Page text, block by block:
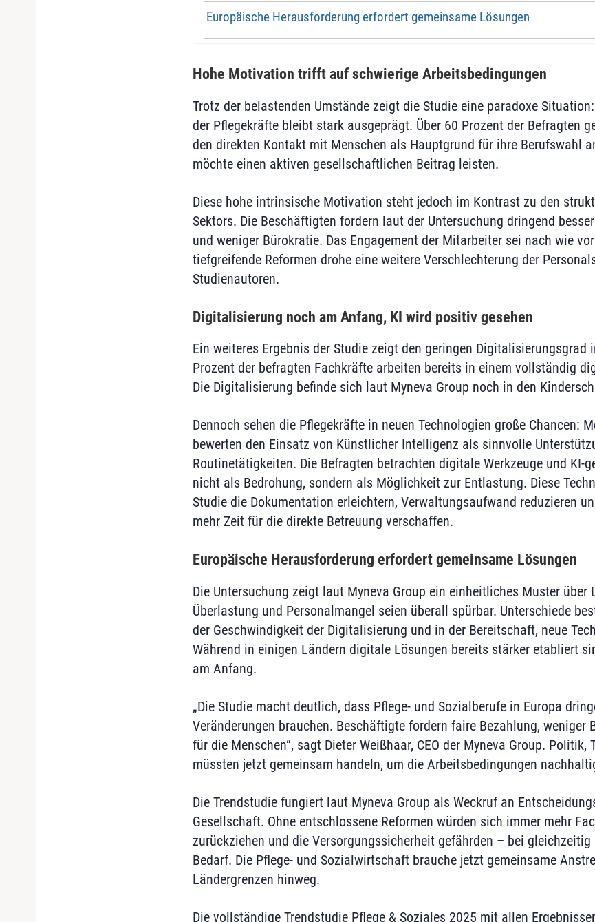
Europäische Herausforderung erfordert gemeinsame Lösungen
Hohe Motivation trifft auf schwierige Arbeitsbedingungen
Trotz der belastenden Umstände zeigt die Studie eine paradoxe
der Pflegekräfte bleibt stark ausgeprägt. Über 60 Prozent der Befragten
den direkten Kontakt mit Menschen als Hauptgrund für ihre Berufswahl
möchte einen aktiven gesellschaftlichen Beitrag leisten.
Diese hohe intrinsische Motivation steht jedoch im Kontrast zu den
Sektors. Die Beschäftigten fordern laut der Untersuchung dringend
und weniger Bürokratie. Das Engagement der Mitarbeiter sei nach wie
tiefgreifende Reformen drohe eine weitere Verschlechterung der
Studienautoren.
Digitalisierung noch am Anfang, KI wird positiv gesehen
Ein weiteres Ergebnis der Studie zeigt den geringen Digitalisierungsgrad
Prozent der befragten Fachkräfte arbeiten bereits in einem vollständig
Die Digitalisierung befinde sich laut Myneva Group noch in den
Dennoch sehen die Pflegekräfte in neuen Technologien große Chancen:
bewerten den Einsatz von Künstlicher Intelligenz als sinnvolle
Routinetätigkeiten. Die Befragten betrachten digitale Werkzeuge und KI-
nicht als Bedrohung, sondern als Möglichkeit zur Entlastung. Diese
Studie die Dokumentation erleichtern, Verwaltungsaufwand reduzieren
mehr Zeit für die direkte Betreuung verschaffen.
Europäische Herausforderung erfordert gemeinsame Lösungen
Die Untersuchung zeigt laut Myneva Group ein einheitliches Muster über
Überlastung und Personalmangel seien überall spürbar. Unterschiede
der Geschwindigkeit der Digitalisierung und in der Bereitschaft, neue
Während in einigen Ländern digitale Lösungen bereits stärker etabliert
am Anfang.
„Die Studie macht deutlich, dass Pflege- und Sozialberufe in Europa
Veränderungen brauchen. Beschäftigte fordern faire Bezahlung, weniger
für die Menschen“, sagt Dieter Weißhaar, CEO der Myneva Group. Politik,
müssten jetzt gemeinsam handeln, um die Arbeitsbedingungen
Die Trendstudie fungiert laut Myneva Group als Weckruf an
Gesellschaft. Ohne entschlossene Reformen würden sich immer mehr
zurückziehen und die Versorgungssicherheit gefährden – bei
Bedarf. Die Pflege- und Sozialwirtschaft brauche jetzt gemeinsame
Ländergrenzen hinweg.
Die vollständige Trendstudie Pflege & Soziales 2025 mit allen